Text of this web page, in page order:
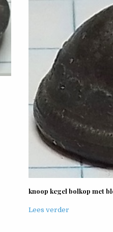
knoop kegel bolkop met
Lees verder